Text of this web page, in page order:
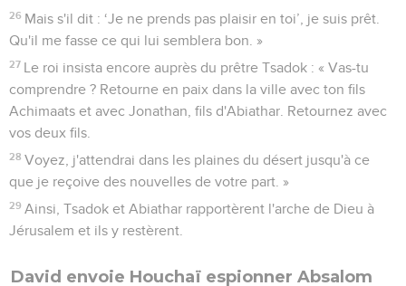
26 Mais s'il dit : ‘Je ne prends pas plaisir en toi’, je suis prêt.
Qu'il me fasse ce qui lui semblera bon. »
27 Le roi insista encore auprès du prêtre Tsadok : « Vas-tu
comprendre ? Retourne en paix dans la ville avec ton fils
Achimaats et avec Jonathan, fils d'Abiathar. Retournez avec
vos deux fils.
28 Voyez, j'attendrai dans les plaines du désert jusqu'à ce
que je reçoive des nouvelles de votre part. »
29 Ainsi, Tsadok et Abiathar rapportèrent l'arche de Dieu à
Jérusalem et ils y restèrent.
David envoie Houchaï espionner Absalom